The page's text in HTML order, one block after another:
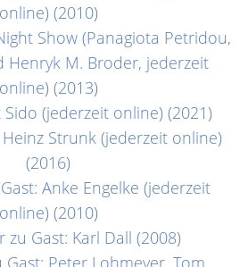
online) (2010)
Show (Panagiota Petridou,
Henryk M. Broder, jederzeit
online) (2013)
(jederzeit online) (2021)
Strunk (jederzeit online)
(2016)
Anke Engelke (jederzeit
online) (2010)
zu Gast: Karl Dall (2008)
Peter Lohmeyer, Tom